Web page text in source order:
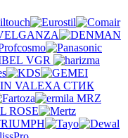
VGR
VALEXA СТИК
MRZ